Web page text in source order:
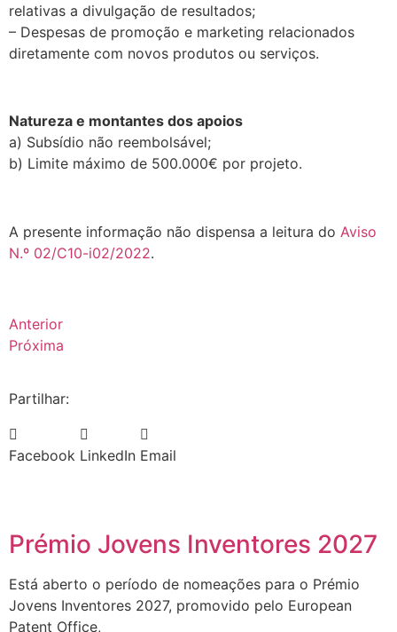
relativas a divulgação de resultados;
– Despesas de promoção e marketing relacionados
diretamente com novos produtos ou serviços.
Natureza e montantes dos apoios
a) Subsídio não reembolsável;
b) Limite máximo de 500.000€ por projeto.
A presente informação não dispensa a leitura do Aviso
N.º 02/C10-i02/2022.
Anterior
Próxima
Partilhar:
Facebook LinkedIn Email
Prémio Jovens Inventores 2027
Está aberto o período de nomeações para o Prémio
Jovens Inventores 2027, promovido pelo European
Patent Office,